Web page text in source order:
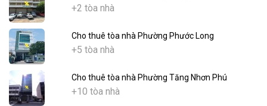
+2 tòa nhà
Cho thuê tòa nhà Phường Phước Long
+5 tòa nhà
Cho thuê tòa nhà Phường Tăng Nhơn Phú
+10 tòa nhà